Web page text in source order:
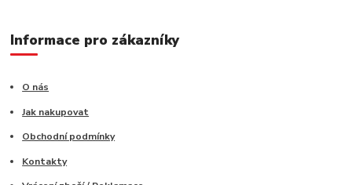
Informace pro zákazníky
O nás
Jak nakupovat
Obchodní podmínky
Kontakty